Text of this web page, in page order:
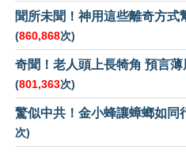
聞所未聞！神用這些離奇方式
(860,868次)
奇聞！老人頭上長犄角 預言
(801,363次)
驚似中共！金小蜂讓蟑螂如同
次)